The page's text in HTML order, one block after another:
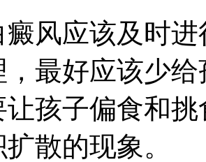
风应该及时
最好应该少
让孩子偏食和
散的现象。